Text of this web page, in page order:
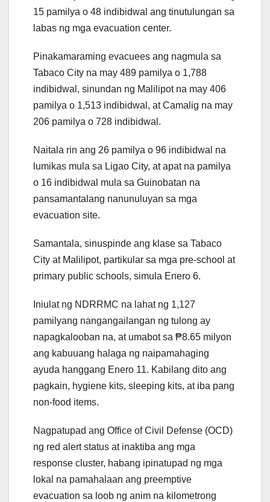
15 pamilya o 48 indibidwal ang tinutulungan sa
labas ng mga evacuation center.
Pinakamaraming evacuees ang nagmula sa
Tabaco City na may 489 pamilya o 1,788
indibidwal, sinundan ng Malilipot na may 406
pamilya o 1,513 indibidwal, at Camalig na may
206 pamilya o 728 indibidwal.
Naitala rin ang 26 pamilya o 96 indibidwal na
lumikas mula sa Ligao City, at apat na pamilya
o 16 indibidwal mula sa Guinobatan na
pansamantalang nanunuluyan sa mga
evacuation site.
Samantala, sinuspinde ang klase sa Tabaco
City at Malilipot, partikular sa mga pre-school at
primary public schools, simula Enero 6.
Iniulat ng NDRRMC na lahat ng 1,127
pamilyang nangangailangan ng tulong ay
napagkalooban na, at umabot sa ₱8.65 milyon
ang kabuuang halaga ng naipamahaging
ayuda hanggang Enero 11. Kabilang dito ang
pagkain, hygiene kits, sleeping kits, at iba pang
non-food items.
Nagpatupad ang Office of Civil Defense (OCD)
ng red alert status at inaktiba ang mga
response cluster, habang ipinatupad ng mga
lokal na pamahalaan ang preemptive
evacuation sa loob ng anim na kilometrong